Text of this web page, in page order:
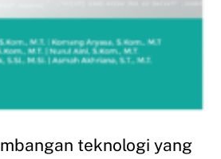
teknologi yang